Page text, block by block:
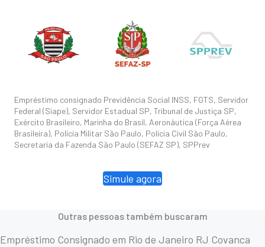
Empréstimo consignado Previdência Social INSS, FGTS, Servidor
Federal (Siape), Servidor Estadual SP, Tribunal de Justiça SP,
Exército Brasileiro, Marinha do Brasil, Aeronáutica (Força Aérea
Brasileira), Polícia Militar São Paulo, Polícia Civil São Paulo,
Secretaria da Fazenda São Paulo (SEFAZ SP), SPPrev
Simule agora
Outras pessoas também buscaram
Empréstimo Consignado em Rio de Janeiro RJ Covanca